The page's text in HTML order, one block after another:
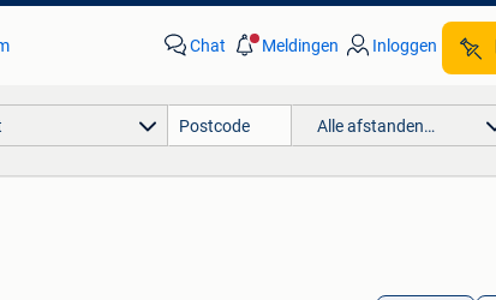
Chat Meldingen Inloggen
Alle afstanden…